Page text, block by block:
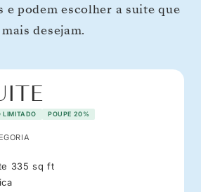
e podem escolher a suite que
mais desejam.
LIMITADO POUPE 20%
335 sq ft